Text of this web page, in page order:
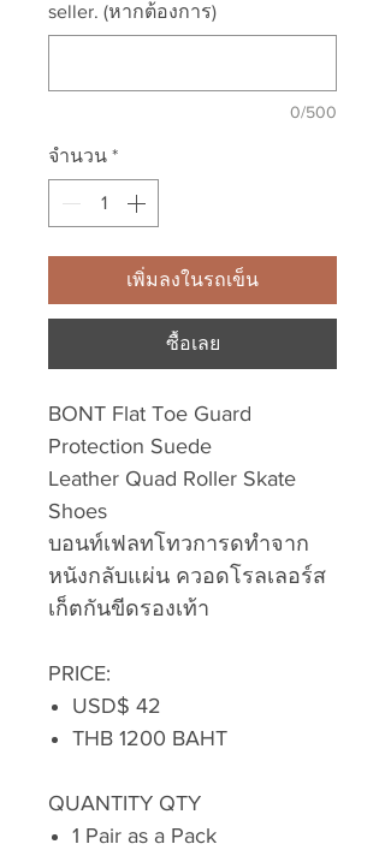
seller. (หากต้องการ)
0/500
จำนวน *
เพิ่มลงในรถเข็น
ซื้อเลย
BONT Flat Toe Guard
Protection Suede
Leather Quad Roller Skate
Shoes
บอนท์เฟลทโทวการดทำจาก
หนังกลับแผ่น ควอดโรลเลอร์ส
เก็ตกันขีดรองเท้า
PRICE:
USD$ 42
THB 1200 BAHT
QUANTITY QTY
1 Pair as a Pack